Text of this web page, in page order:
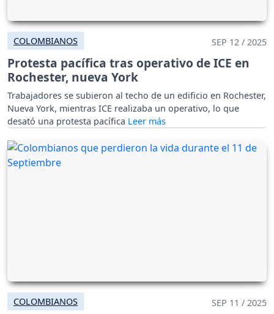
COLOMBIANOS SEP 12 / 2025
Protesta pacífica tras operativo de ICE en
Rochester, nueva York
Trabajadores se subieron al techo de un edificio en Rochester,
Nueva York, mientras ICE realizaba un operativo, lo que
desató una protesta pacífica
COLOMBIANOS SEP 11 / 2025